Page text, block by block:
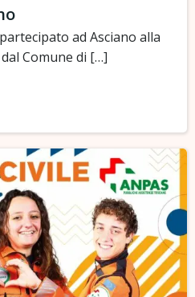
ad Asciano alla
Comune di […]